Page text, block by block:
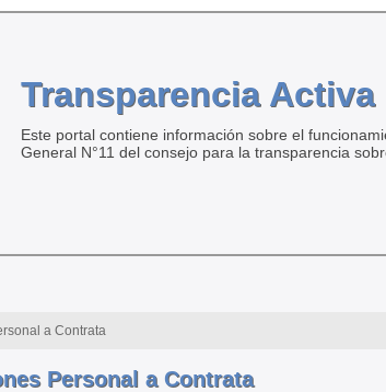
Transparencia Activa
Este portal contiene información sobre el
General N°11 del consejo para la transparencia
a Contrata
Personal a Contrata